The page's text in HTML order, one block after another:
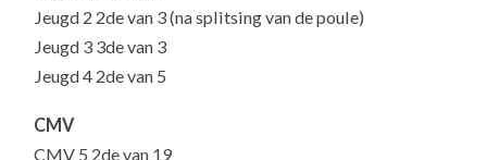
Jeugd 2 2de van 3 (na splitsing van de poule)
Jeugd 3 3de van 3
Jeugd 4 2de van 5
CMV
CMV 5 2de van 19